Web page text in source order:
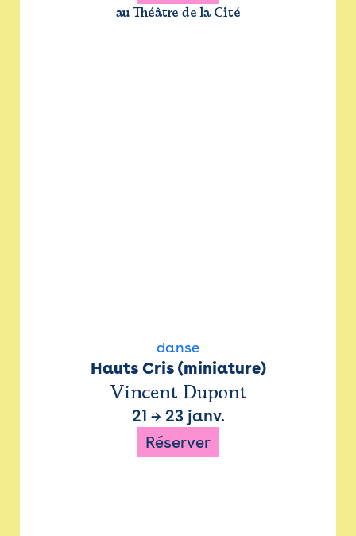
au Théâtre de la Cité
danse
Hauts Cris (miniature)
Vincent Dupont
21 → 23 janv.
Réserver